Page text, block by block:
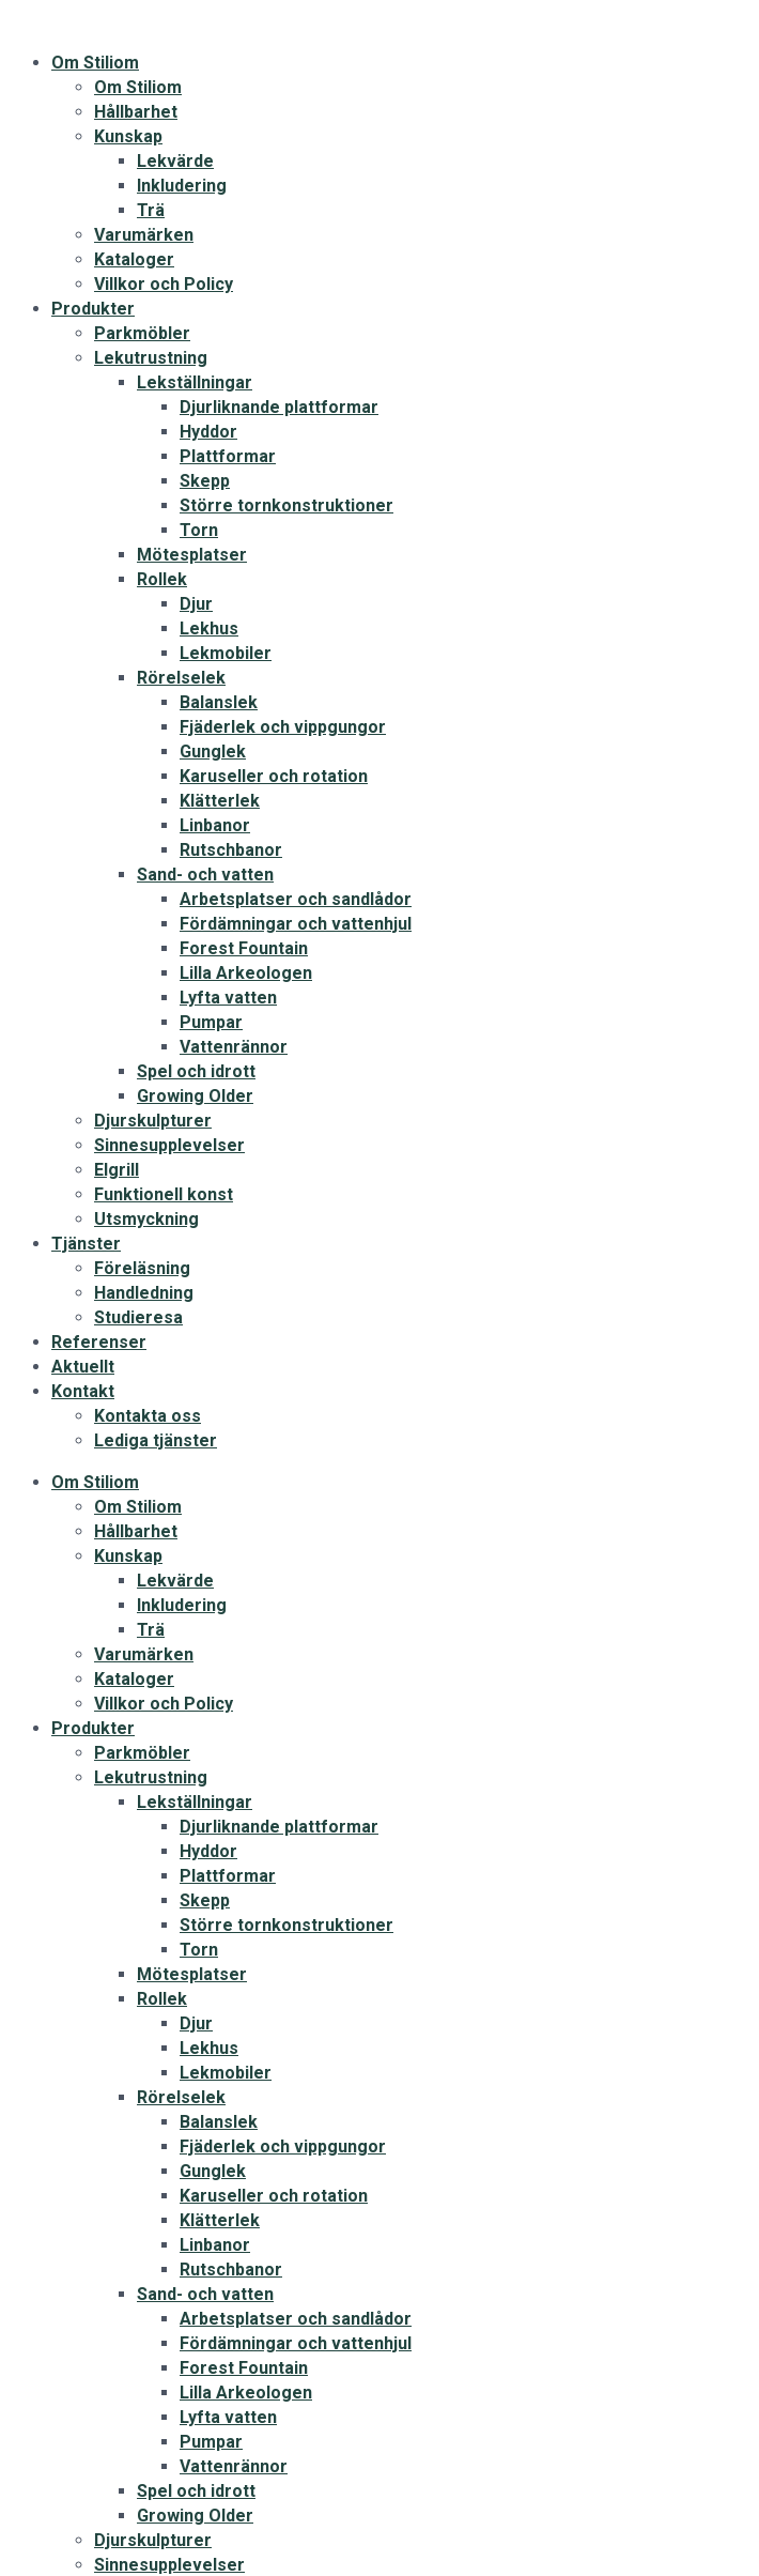
Om Stiliom
Om Stiliom
Hållbarhet
Kunskap
Lekvärde
Inkludering
Trä
Varumärken
Kataloger
Villkor och Policy
Produkter
Parkmöbler
Lekutrustning
Lekställningar
Djurliknande plattformar
Hyddor
Plattformar
Skepp
Större tornkonstruktioner
Torn
Mötesplatser
Rollek
Djur
Lekhus
Lekmobiler
Rörelselek
Balanslek
Fjäderlek och vippgungor
Gunglek
Karuseller och rotation
Klätterlek
Linbanor
Rutschbanor
Sand- och vatten
Arbetsplatser och sandlådor
Fördämningar och vattenhjul
Forest Fountain
Lilla Arkeologen
Lyfta vatten
Pumpar
Vattenrännor
Spel och idrott
Growing Older
Djurskulpturer
Sinnesupplevelser
Elgrill
Funktionell konst
Utsmyckning
Tjänster
Föreläsning
Handledning
Studieresa
Referenser
Aktuellt
Kontakt
Kontakta oss
Lediga tjänster
Om Stiliom
Om Stiliom
Hållbarhet
Kunskap
Lekvärde
Inkludering
Trä
Varumärken
Kataloger
Villkor och Policy
Produkter
Parkmöbler
Lekutrustning
Lekställningar
Djurliknande plattformar
Hyddor
Plattformar
Skepp
Större tornkonstruktioner
Torn
Mötesplatser
Rollek
Djur
Lekhus
Lekmobiler
Rörelselek
Balanslek
Fjäderlek och vippgungor
Gunglek
Karuseller och rotation
Klätterlek
Linbanor
Rutschbanor
Sand- och vatten
Arbetsplatser och sandlådor
Fördämningar och vattenhjul
Forest Fountain
Lilla Arkeologen
Lyfta vatten
Pumpar
Vattenrännor
Spel och idrott
Growing Older
Djurskulpturer
Sinnesupplevelser